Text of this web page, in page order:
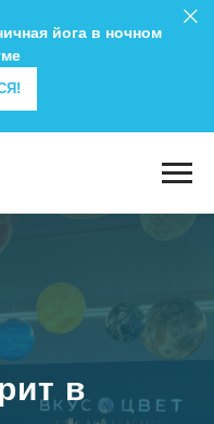
йога в ночном
в